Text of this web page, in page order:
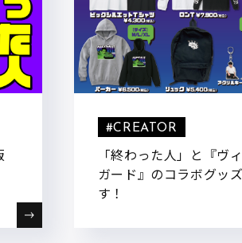
「終わった人」と『ヴ
ガード』のコラボグッ
す！
#CREATOR